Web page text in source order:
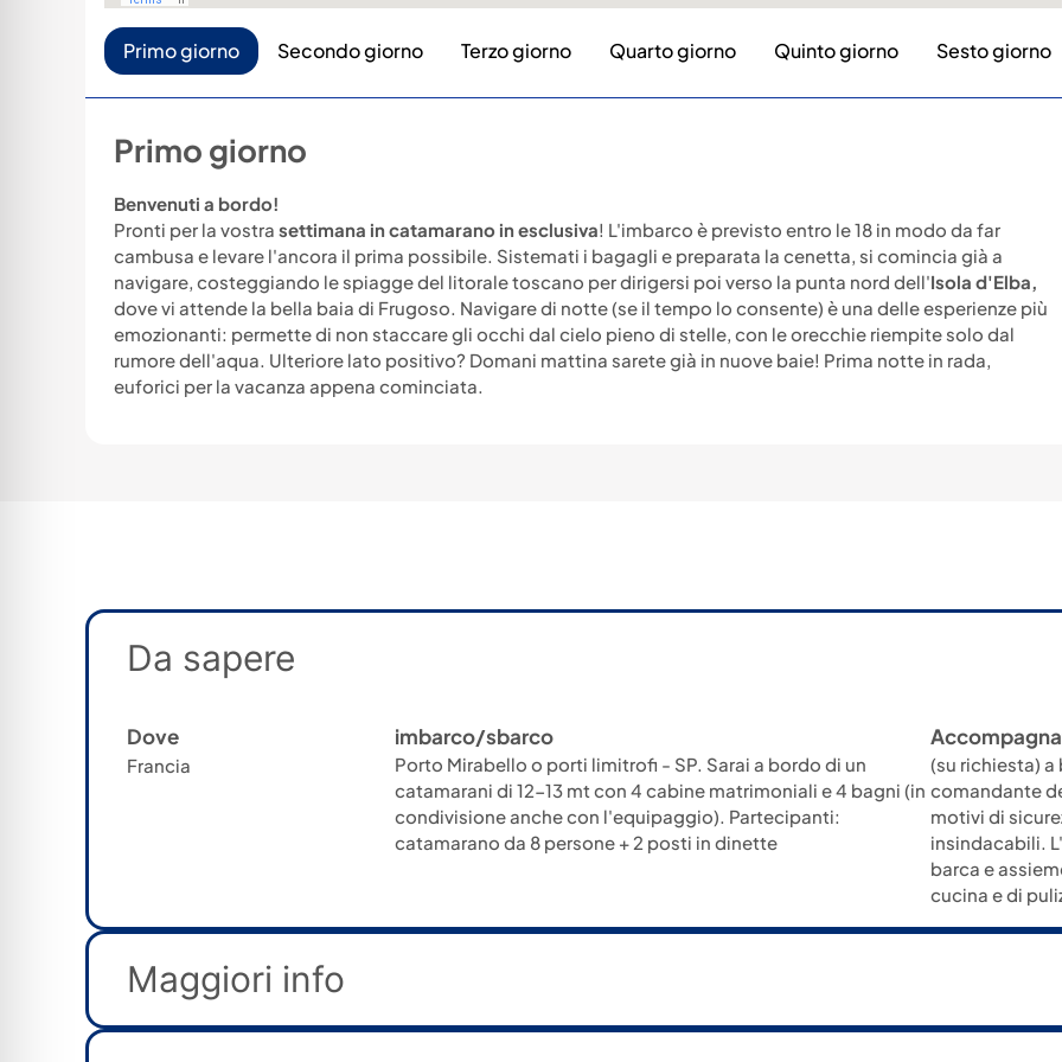
Primo giorno Secondo giorno Terzo giorno Quarto giorno Quinto giorno Sesto giorno
Primo giorno
Benvenuti a bordo!
Pronti per la vostra settimana in catamarano in esclusiva! L'imbarco è previsto entro le 18 in modo da far
cambusa e levare l'ancora il prima possibile. Sistemati i bagagli e preparata la cenetta, si comincia già a
navigare, costeggiando le spiagge del litorale toscano per dirigersi poi verso la punta nord dell'Isola d'Elba,
dove vi attende la bella baia di Frugoso. Navigare di notte (se il tempo lo consente) è una delle esperienze più
emozionanti: permette di non staccare gli occhi dal cielo pieno di stelle, con le orecchie riempite solo dal
rumore dell'aqua. Ulteriore lato positivo? Domani mattina sarete già in nuove baie! Prima notte in rada,
euforici per la vacanza appena cominciata.
Da sapere
Dove
Francia
imbarco/sbarco
Porto Mirabello o porti limitrofi - SP. Sarai a bordo di un
catamarani di 12-13 mt con 4 cabine matrimoniali e 4 bagni (in
condivisione anche con l'equipaggio). Partecipanti:
catamarano da 8 persone + 2 posti in dinette
(su richiesta) a
comandante
motivi di
insindacabili.
barca e
cucina e di
Maggiori info